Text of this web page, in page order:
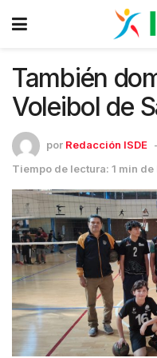
También
Voleibol de
por Redacción ISDE
Tiempo de lectura: 1 min de